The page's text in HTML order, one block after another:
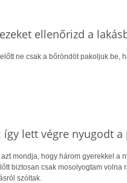
ellenőrizd a
ne csak a bőröndöt pakoljuk be,
lett végre nyugodt a
mondja, hogy három gyerekkel a
biztosan csak mosolyogtam
szóltak.